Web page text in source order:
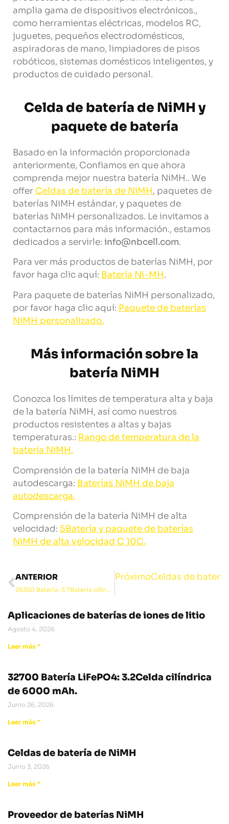
Aplicaciones de baterías de iones de litio
Agosto 4, 2026
Leer más "
32700 Batería LiFePO4: 3.2Celda cilíndrica
de 6000 mAh.
Junio 26, 2026
Leer más "
Celdas de batería de NiMH
Junio 3, 2026
Leer más "
Proveedor de baterías NiMH
amplia gama de dispositivos electrónicos.,
como herramientas eléctricas, modelos RC,
juguetes, pequeños electrodomésticos,
aspiradoras de mano, limpiadores de pisos
robóticos, sistemas domésticos inteligentes, y
productos de cuidado personal.
Celda de batería de NiMH y
paquete de batería
Basado en la información proporcionada
anteriormente, Confiamos en que ahora
comprenda mejor nuestra batería NiMH.. We
offer Celdas de batería de NiMH, paquetes de
baterías NiMH estándar, y paquetes de
baterías NiMH personalizados. Le invitamos a
contactarnos para más información., estamos
dedicados a servirle: info@nbcell.com.
Para ver más productos de baterías NiMH, por
favor haga clic aquí: Batería Ni-MH.
Para paquete de baterías NiMH personalizado,
por favor haga clic aquí: Paquete de baterías
NiMH personalizado.
Más información sobre la
batería NiMH
Conozca los límites de temperatura alta y baja
de la batería NiMH, así como nuestros
productos resistentes a altas y bajas
temperaturas.: Rango de temperatura de la
batería NiMH.
Comprensión de la batería NiMH de baja
autodescarga: Baterías NiMH de baja
autodescarga.
Comprensión de la batería NiMH de alta
velocidad: 5Batería y paquete de baterías
NiMH de alta velocidad C 10C.
ANTERIOR
26350 Batería: 3.7Batería cilíndrica de iones de litio de 2000 mah
PróximoCeldas de